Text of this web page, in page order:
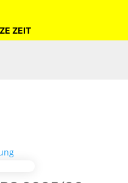
ZEIT